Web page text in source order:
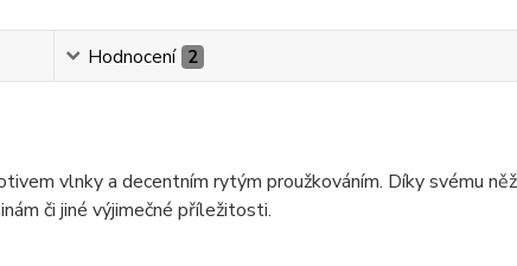
Hodnocení 2
vlnky a decentním rytým proužkováním. Díky svému
či jiné výjimečné příležitosti.